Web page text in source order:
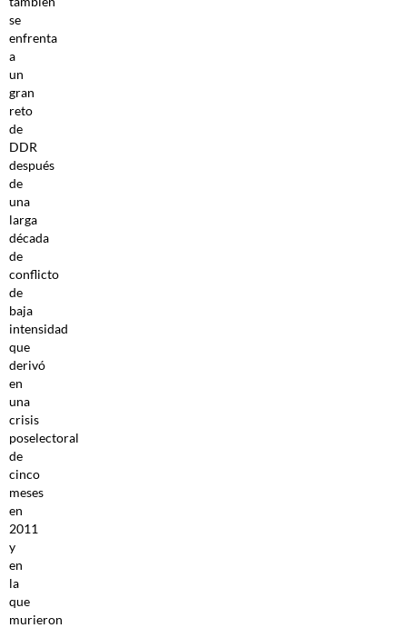
se
enfrenta
a
un
gran
reto
de
DDR
después
de
una
larga
década
de
conflicto
de
baja
intensidad
que
derivó
en
una
crisis
poselectoral
de
cinco
meses
en
2011
y
en
la
que
murieron